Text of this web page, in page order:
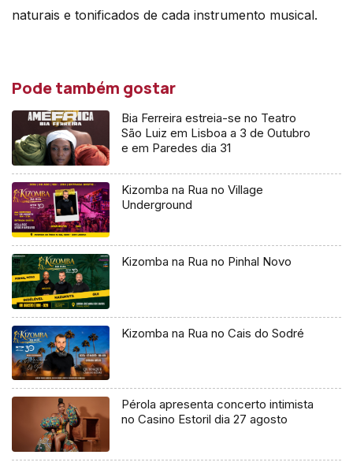
naturais e tonificados de cada instrumento musical.
Pode também gostar
Bia Ferreira estreia-se no Teatro
São Luiz em Lisboa a 3 de Outubro
e em Paredes dia 31
Kizomba na Rua no Village
Underground
Kizomba na Rua no Pinhal Novo
Kizomba na Rua no Cais do Sodré
Pérola apresenta concerto intimista
no Casino Estoril dia 27 agosto